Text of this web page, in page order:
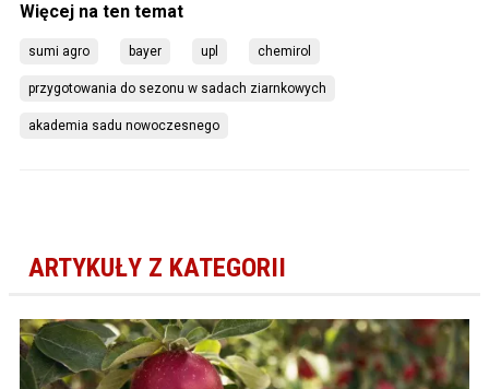
sumi agro bayer upl chemirol
przygotowania do sezonu w sadach ziarnkowych
akademia sadu nowoczesnego
ARTYKUŁY Z KATEGORII